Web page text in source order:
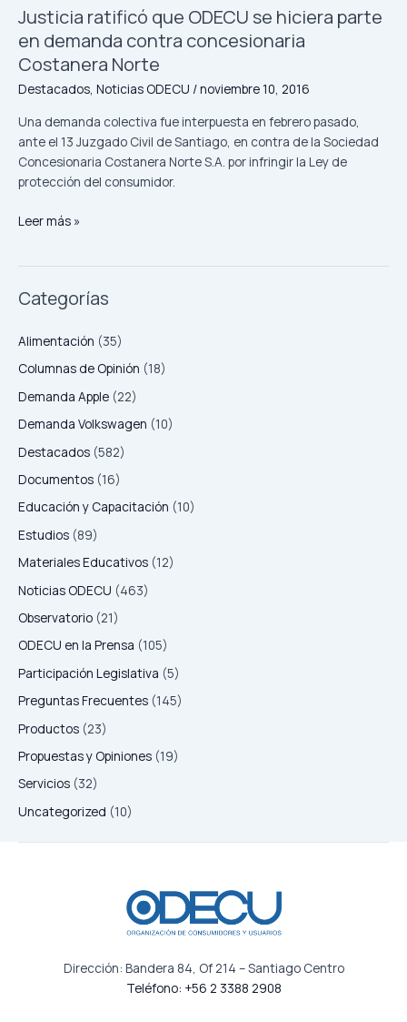
Categorías
Alimentación (35)
Columnas de Opinión (18)
Demanda Apple (22)
Demanda Volkswagen (10)
Destacados (582)
Documentos (16)
Educación y Capacitación (10)
Estudios (89)
Materiales Educativos (12)
Noticias ODECU (463)
Observatorio (21)
ODECU en la Prensa (105)
Participación Legislativa (5)
Preguntas Frecuentes (145)
Productos (23)
Propuestas y Opiniones (19)
Servicios (32)
Uncategorized (10)
Justicia ratificó que ODECU se hiciera parte
en demanda contra concesionaria
Costanera Norte
Destacados, Noticias ODECU /noviembre 10, 2016
Una demanda colectiva fue interpuesta en febrero pasado,
ante el 13 Juzgado Civil de Santiago, en contra de la Sociedad
Concesionaria Costanera Norte S.A. por infringir la Ley de
protección del consumidor.
concesionaria
Norte
Leer más »
Dirección: Bandera 84, Of 214 – Santiago Centro
Teléfono: +56 2 3388 2908